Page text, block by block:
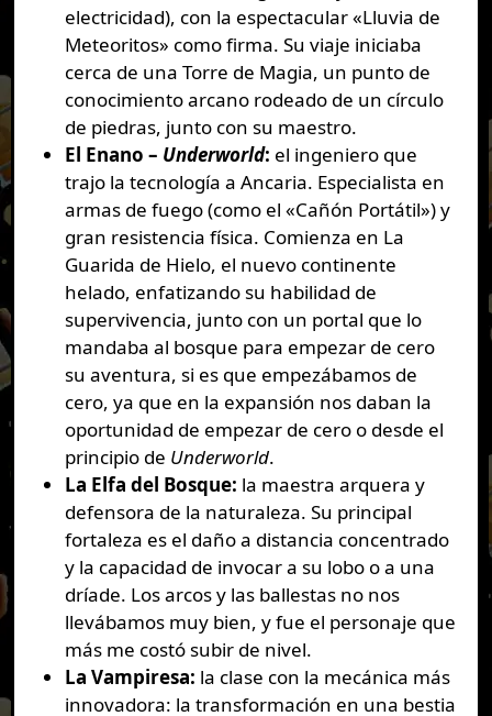
electricidad), con la espectacular «Lluvia de
Meteoritos» como firma. Su viaje iniciaba
cerca de una Torre de Magia, un punto de
conocimiento arcano rodeado de un círculo
de piedras, junto con su maestro.
El Enano – Underworld: el ingeniero que
trajo la tecnología a Ancaria. Especialista en
armas de fuego (como el «Cañón Portátil») y
gran resistencia física. Comienza en La
Guarida de Hielo, el nuevo continente
helado, enfatizando su habilidad de
supervivencia, junto con un portal que lo
mandaba al bosque para empezar de cero
su aventura, si es que empezábamos de
cero, ya que en la expansión nos daban la
oportunidad de empezar de cero o desde el
principio de Underworld.
La Elfa del Bosque: la maestra arquera y
defensora de la naturaleza. Su principal
fortaleza es el daño a distancia concentrado
y la capacidad de invocar a su lobo o a una
dríade. Los arcos y las ballestas no nos
llevábamos muy bien, y fue el personaje que
más me costó subir de nivel.
La Vampiresa: la clase con la mecánica más
innovadora: la transformación en una bestia